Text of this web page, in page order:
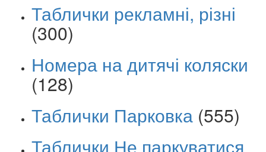
Таблички рекламні, різні
(300)
Номера на дитячі коляски
(128)
Таблички Парковка (555)
Таблички Не паркуватися